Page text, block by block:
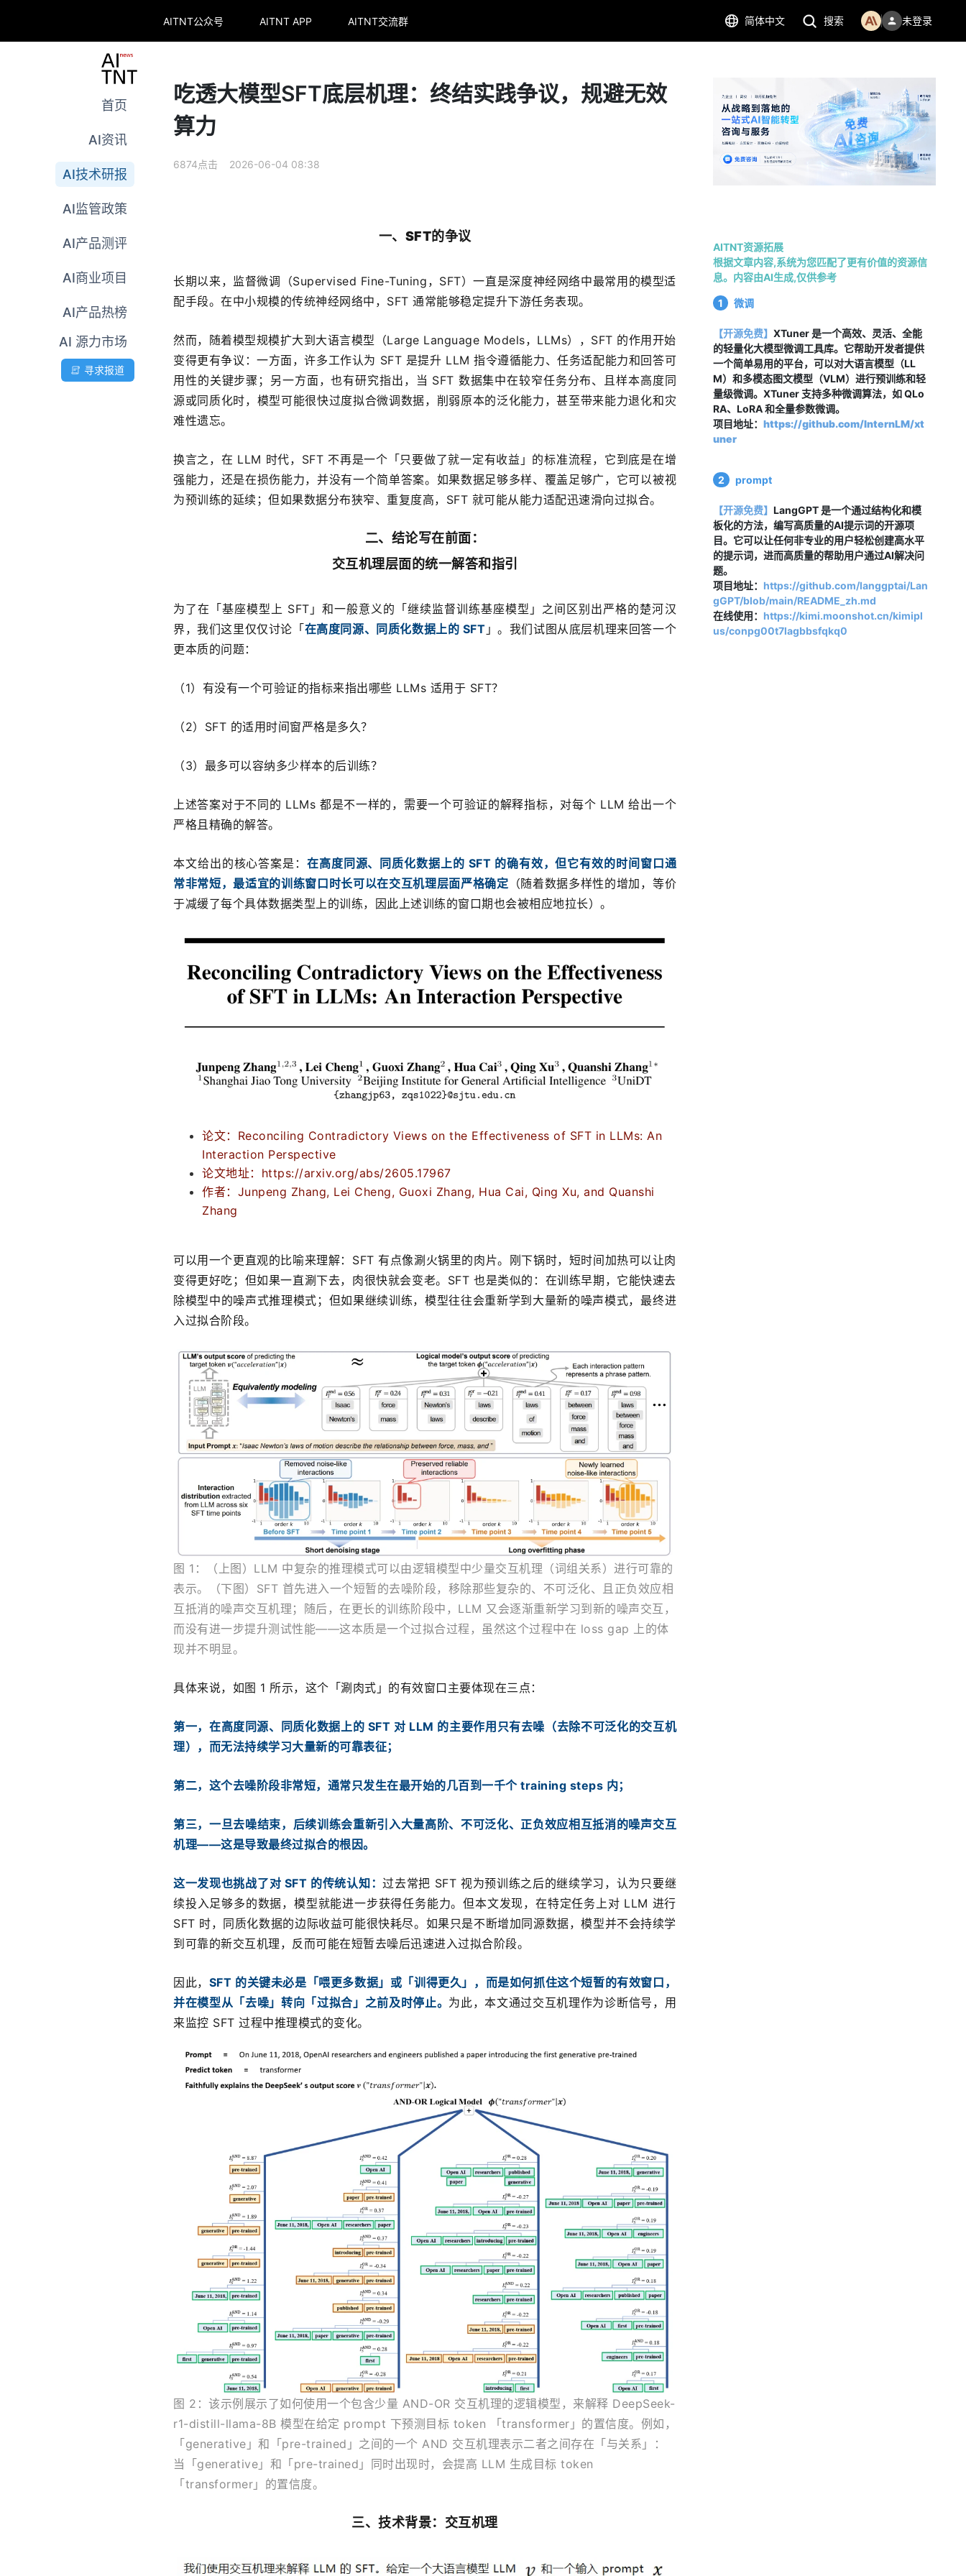
AITNT公众号 AITNT APP AITNT交流群 简体中文 搜索 未登录
首页
AI资讯
AI技术研报
AI监管政策
AI产品测评
AI商业项目
AI产品热榜
AI 源力市场
寻求报道
吃透大模型SFT底层机理：终结实践争议，规避无效
算力
6874点击 2026-06-04 08:38
一、SFT的争议
长期以来，监督微调（Supervised Fine-Tuning，SFT）一直是深度神经网络中最常用的模型适
配手段。在中小规模的传统神经网络中，SFT 通常能够稳定提升下游任务表现。
然而，随着模型规模扩大到大语言模型（Large Language Models，LLMs），SFT 的作用开始
变得更有争议：一方面，许多工作认为 SFT 是提升 LLM 指令遵循能力、任务适配能力和回答可
用性的关键步骤；另一方面，也有研究指出，当 SFT 数据集中在较窄任务分布、且样本高度同
源或同质化时，模型可能很快过度拟合微调数据，削弱原本的泛化能力，甚至带来能力退化和灾
难性遗忘。
换言之，在 LLM 时代，SFT 不再是一个「只要做了就一定有收益」的标准流程，它到底是在增
强能力，还是在损伤能力，并没有一个简单答案。如果数据足够多样、覆盖足够广，它可以被视
为预训练的延续；但如果数据分布狭窄、重复度高，SFT 就可能从能力适配迅速滑向过拟合。
二、结论写在前面：
交互机理层面的统一解答和指引
为了在「基座模型上 SFT」和一般意义的「继续监督训练基座模型」之间区别出严格的楚河汉
界，我们这里仅仅讨论「在高度同源、同质化数据上的 SFT 」。我们试图从底层机理来回答一个
更本质的问题：
（1）有没有一个可验证的指标来指出哪些 LLMs 适用于 SFT？
（2）SFT 的适用时间窗严格是多久？
（3）最多可以容纳多少样本的后训练？
上述答案对于不同的 LLMs 都是不一样的，需要一个可验证的解释指标，对每个 LLM 给出一个
严格且精确的解答。
本文给出的核心答案是： 在高度同源、同质化数据上的 SFT 的确有效，但它有效的时间窗口通
常非常短，最适宜的训练窗口时长可以在交互机理层面严格确定 （随着数据多样性的增加，等价
于减缓了每个具体数据类型上的训练，因此上述训练的窗口期也会被相应地拉长）。
论文：Reconciling Contradictory Views on the Effectiveness of SFT in LLMs: An
Interaction Perspective
论文地址： https://arxiv.org/abs/2605.17967
作者：Junpeng Zhang, Lei Cheng, Guoxi Zhang, Hua Cai, Qing Xu, and Quanshi
Zhang
可以用一个更直观的比喻来理解：SFT 有点像涮火锅里的肉片。刚下锅时，短时间加热可以让肉
变得更好吃；但如果一直涮下去，肉很快就会变老。SFT 也是类似的：在训练早期，它能快速去
除模型中的噪声式推理模式；但如果继续训练，模型往往会重新学到大量新的噪声模式，最终进
入过拟合阶段。
图 1 ：（上图）LLM 中复杂的推理模式可以由逻辑模型中少量交互机理（词组关系）进行可靠的
表示。（下图）SFT 首先进入一个短暂的去噪阶段，移除那些复杂的、不可泛化、且正负效应相
互抵消的噪声交互机理；随后，在更长的训练阶段中，LLM 又会逐渐重新学习到新的噪声交互，
而没有进一步提升测试性能——这本质是一个过拟合过程，虽然这个过程中在 loss gap 上的体
现并不明显。
具体来说，如图 1 所示，这个「涮肉式」的有效窗口主要体现在三点：
第一，在高度同源、同质化数据上的 SFT 对 LLM 的主要作用只有去噪（去除不可泛化的交互机
理），而无法持续学习大量新的可靠表征；
第二，这个去噪阶段非常短，通常只发生在最开始的几百到一千个 training steps 内；
第三，一旦去噪结束，后续训练会重新引入大量高阶、不可泛化、正负效应相互抵消的噪声交互
机理——这是导致最终过拟合的根因。
这一发现也挑战了对 SFT 的传统认知：过去常把 SFT 视为预训练之后的继续学习，认为只要继
续投入足够多的数据，模型就能进一步获得任务能力。但本文发现，在特定任务上对 LLM 进行
SFT 时，同质化数据的边际收益可能很快耗尽。如果只是不断增加同源数据，模型并不会持续学
到可靠的新交互机理，反而可能在短暂去噪后迅速进入过拟合阶段。
因此， SFT 的关键未必是「喂更多数据」或「训得更久」，而是如何抓住这个短暂的有效窗口，
并在模型从「去噪」转向「过拟合」之前及时停止。 为此，本文通过交互机理作为诊断信号，用
来监控 SFT 过程中推理模式的变化。
图 2 ：该示例展示了如何使用一个包含少量 AND-OR 交互机理的逻辑模型，来解释 DeepSeek-
r1-distill-llama-8B 模型在给定 prompt 下预测目标 token 「transformer」的置信度。例如，
「generative」和「pre-trained」之间的一个 AND 交互机理表示二者之间存在「与关系」：
当「generative」和「pre-trained」同时出现时，会提高 LLM 生成目标 token
「transformer」的置信度。
三、技术背景：交互机理
AITNT资源拓展
根据文章内容,系统为您匹配了更有价值的资源信
息。内容由AI生成,仅供参考
1 微调
【开源免费】 XTuner 是一个高效、灵活、全能
的轻量化大模型微调工具库。它帮助开发者提供
一个简单易用的平台，可以对大语言模型（LL
M）和多模态图文模型（VLM）进行预训练和轻
量级微调。XTuner 支持多种微调算法，如 QLo
RA、LoRA 和全量参数微调。
项目地址： https://github.com/InternLM/xt
uner
2 prompt
【开源免费】 LangGPT 是一个通过结构化和模
板化的方法，编写高质量的AI提示词的开源项
目。它可以让任何非专业的用户轻松创建高水平
的提示词，进而高质量的帮助用户通过AI解决问
题。
项目地址： https://github.com/langgptai/Lan
gGPT/blob/main/README_zh.md
在线使用： https://kimi.moonshot.cn/kimipl
us/conpg00t7lagbbsfqkq0